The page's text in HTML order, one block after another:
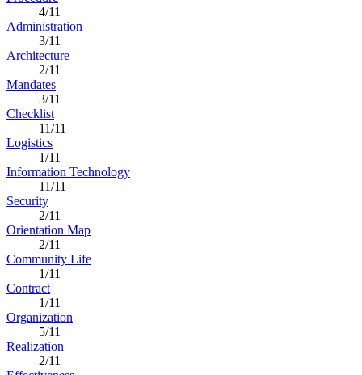
4/11
Administration
3/11
Architecture
2/11
Mandates
3/11
Checklist
11/11
Logistics
1/11
Information Technology
11/11
Security
2/11
Orientation Map
2/11
Community Life
1/11
Contract
1/11
Organization
5/11
Realization
2/11